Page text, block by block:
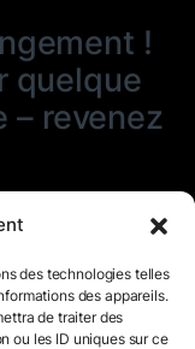
des technologies telles
des appareils.
de traiter des
ou les ID uniques sur ce
!
quelque
– revenez